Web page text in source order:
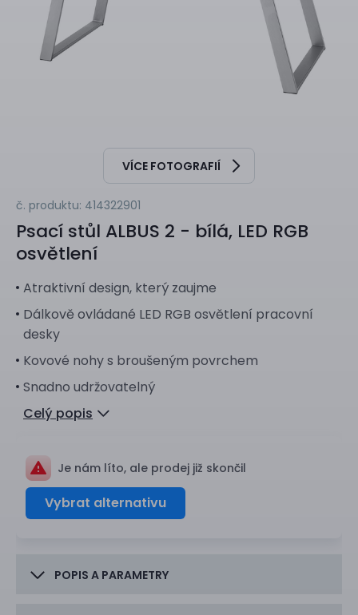
VÍCE FOTOGRAFIÍ
č. produktu: 414322901
Psací stůl ALBUS 2 - bílá, LED RGB
osvětlení
Atraktivní design, který zaujme
Dálkově ovládané LED RGB osvětlení pracovní
desky
Kovové nohy s broušeným povrchem
Snadno udržovatelný
Celý popis
Je nám líto, ale prodej již skončil
Vybrat alternativu
POPIS A PARAMETRY